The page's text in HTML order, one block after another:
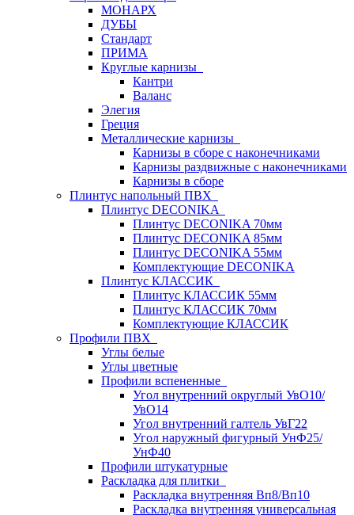
МОНАРХ
ДУБЫ
Стандарт
ПРИМА
Круглые карнизы
Кантри
Валанс
Элегия
Греция
Металлические карнизы
Карнизы в сборе с наконечниками
Карнизы раздвижные с наконечниками
Карнизы в сборе
Плинтус напольный ПВХ
Плинтус DECONIKA
Плинтус DECONIKA 70мм
Плинтус DECONIKA 85мм
Плинтус DECONIKA 55мм
Комплектующие DECONIKA
Плинтус КЛАССИК
Плинтус КЛАССИК 55мм
Плинтус КЛАССИК 70мм
Комплектующие КЛАССИК
Профили ПВХ
Углы белые
Углы цветные
Профили вспененные
Угол внутренний округлый УвО10/
УвО14
Угол внутренний галтель УвГ22
Угол наружный фигурный УнФ25/
УнФ40
Профили штукатурные
Раскладка для плитки
Раскладка внутренняя Вп8/Вп10
Раскладка внутренняя универсальная